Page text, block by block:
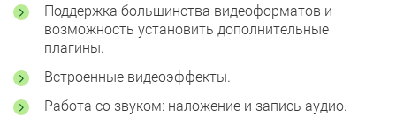
Поддержка большинства видеоформатов и
возможность установить дополнительные
плагины.
Встроенные видеоэффекты.
Работа со звуком: наложение и запись аудио.